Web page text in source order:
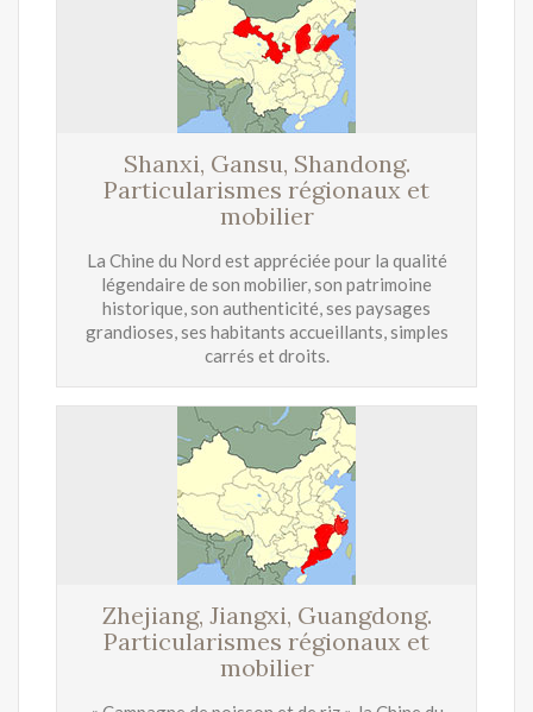
Shanxi, Gansu, Shandong.
Particularismes régionaux et
mobilier
La Chine du Nord est appréciée pour la qualité
légendaire de son mobilier, son patrimoine
historique, son authenticité, ses paysages
grandioses, ses habitants accueillants, simples
carrés et droits.
Zhejiang, Jiangxi, Guangdong.
Particularismes régionaux et
mobilier